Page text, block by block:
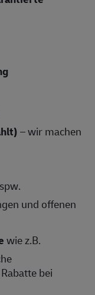
– wir machen
und offenen
wie z.B.
bei